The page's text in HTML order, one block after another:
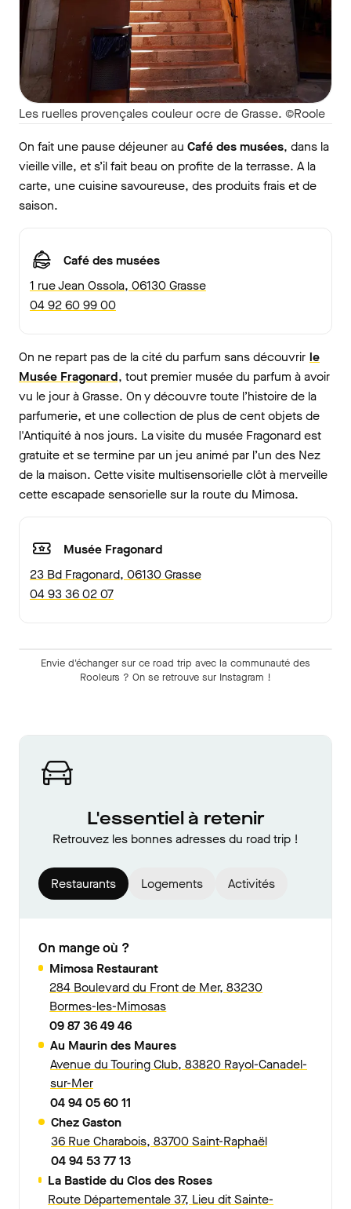
Les ruelles provençales couleur ocre de Grasse. ©Roole
On fait une pause déjeuner au Café des musées, dans la
vieille ville, et s’il fait beau on profite de la terrasse. A la
carte, une cuisine savoureuse, des produits frais et de
saison.
Café des musées
1 rue Jean Ossola, 06130 Grasse
04 92 60 99 00
On ne repart pas de la cité du parfum sans découvrir le
Musée Fragonard, tout premier musée du parfum à avoir
vu le jour à Grasse. On y découvre toute l’histoire de la
parfumerie, et une collection de plus de cent objets de
l'Antiquité à nos jours. La visite du musée Fragonard est
gratuite et se termine par un jeu animé par l’un des Nez
de la maison. Cette visite multisensorielle clôt à merveille
cette escapade sensorielle sur la route du Mimosa.
Musée Fragonard
23 Bd Fragonard, 06130 Grasse
04 93 36 02 07
Envie d'échanger sur ce road trip avec la communauté des
Rooleurs ? On se retrouve sur Instagram !
L'essentiel à retenir
Retrouvez les bonnes adresses du road trip !
Restaurants Logements Activités
On mange où ?
Mimosa Restaurant
284 Boulevard du Front de Mer, 83230
Bormes-les-Mimosas
09 87 36 49 46
Au Maurin des Maures
Avenue du Touring Club, 83820 Rayol-Canadel-
sur-Mer
04 94 05 60 11
Chez Gaston
36 Rue Charabois, 83700 Saint-Raphaël
04 94 53 77 13
La Bastide du Clos des Roses
Route Départementale 37, Lieu dit Sainte-